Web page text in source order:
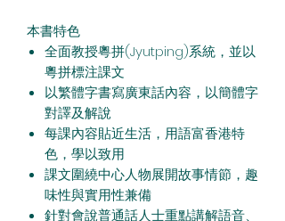
本書特色
全面教授粵拼(Jyutping)系統 ， 並以
粵拼標注課文
以繁體字書寫廣東話內容 ， 以簡體字
對譯及解說
每課內容貼近生活 ， 用語富香港特
色 ， 學以致用
課文圍繞中心人物展開故事情節 ， 趣
味性與實用性兼備
針對會說普通話人士重點講解語音、